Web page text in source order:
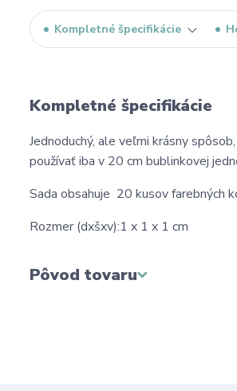
Kompletné špecifikácie
Kompletné špecifikácie
Jednoduchý, ale veľmi krásny
používať iba v 20 cm bublinkovej
Sada obsahuje 20 kusov farebných
Rozmer (dxšxv):1 x 1 x 1 cm
Pôvod tovaru